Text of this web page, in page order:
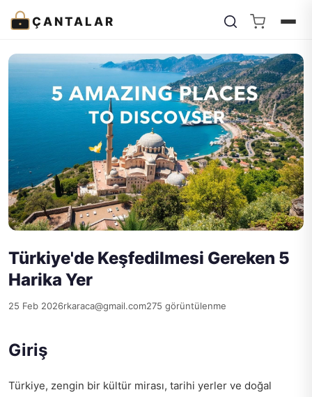
ÇANTALAR
Türkiye'de Keşfedilmesi Gereken 5
Harika Yer
25 Feb 2026rkaraca@gmail.com275 görüntülenme
Giriş
Türkiye, zengin bir kültür mirası, tarihi yerler ve doğal